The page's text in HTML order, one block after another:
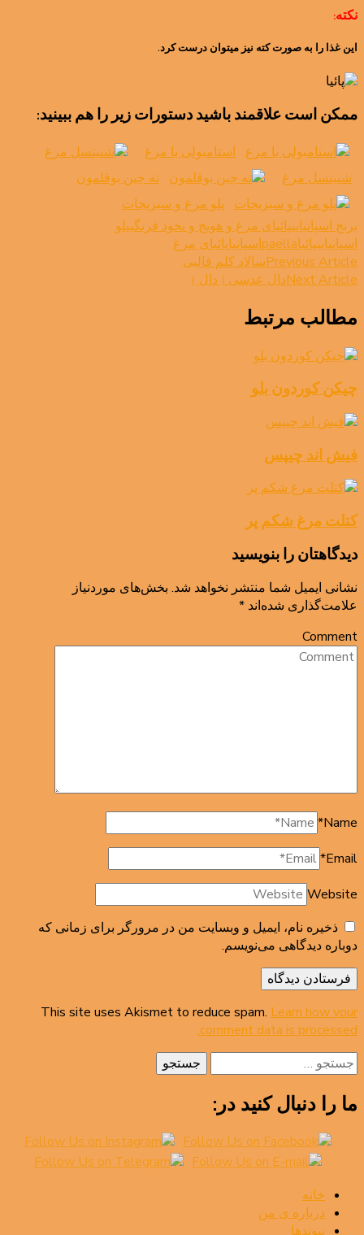
نکته:
این غذا را به صورت کته نیز میتوان درست کرد.
ممکن است علاقمند باشید دستورات زیر را هم ببینید:
استامبولی با مرغ
شنیتسل مرغ
ته چین بوقلمون
پلو مرغ و سبزیجات
برنج اسپانیاییپائیای مرغ و هویج و نخود فرنگیپلو
اسپانیاییپائیاpaellaاسپانیاپائیای مرغ
Post
Navigation
Previous Articleسالاد کلم قالبی
Next Articleدال عدسی ( دال )
مطالب مرتبط
چیکن کوردون بلو
فیش اند چیپس
کتلت مرغ شکم پر
دیدگاهتان را بنویسید
نشانی ایمیل شما منتشر نخواهد شد. بخش‌های موردنیاز
علامت‌گذاری شده‌اند *
Comment
Name
*
Email
*
Website
ذخیره نام، ایمیل و وبسایت من در مرورگر برای زمانی که
دوباره دیدگاهی می‌نویسم.
This site uses Akismet to reduce spam. Learn how your
comment data is processed.
جستجو
برای:
ما را دنبال کنید در:
خانه
درباره ی من
پیوندها